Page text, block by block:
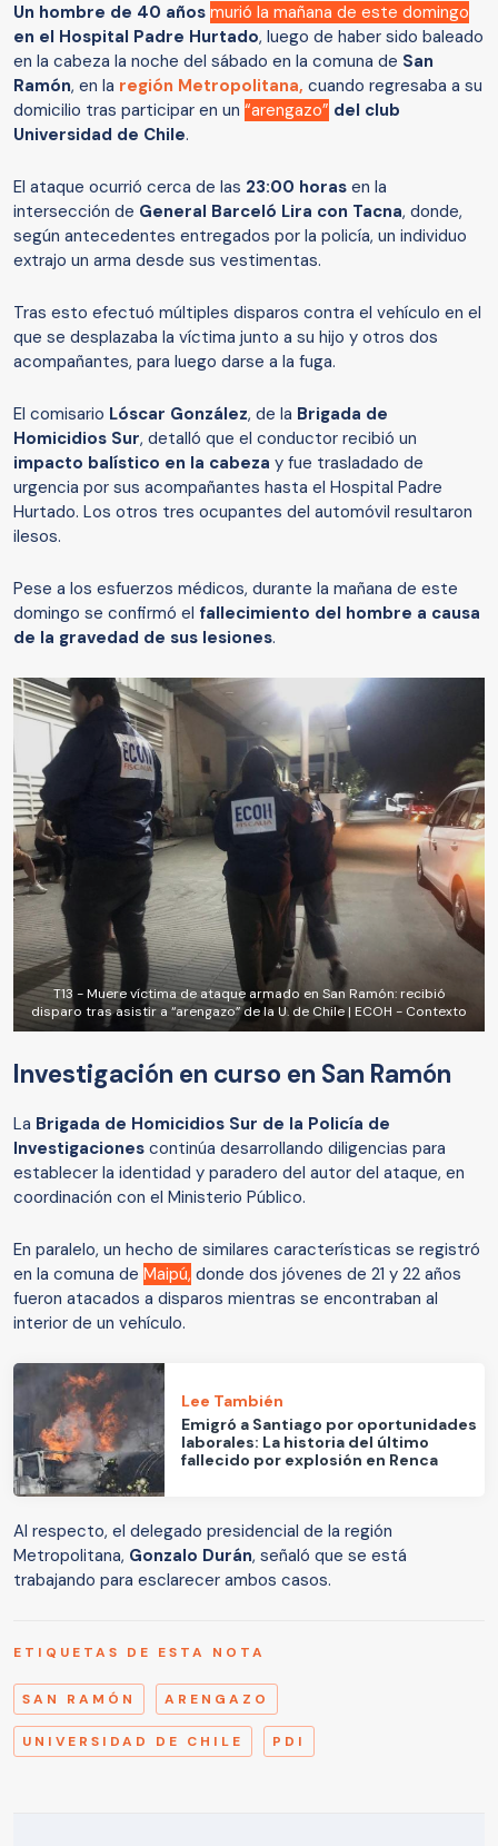
Un hombre de 40 años murió la mañana de este domingo
en el Hospital Padre Hurtado, luego de haber sido baleado
en la cabeza la noche del sábado en la comuna de San
Ramón, en la región Metropolitana, cuando regresaba a su
domicilio tras participar en un “arengazo” del club
Universidad de Chile.
El ataque ocurrió cerca de las 23:00 horas en la
intersección de General Barceló Lira con Tacna, donde,
según antecedentes entregados por la policía, un individuo
extrajo un arma desde sus vestimentas.
Tras esto efectuó múltiples disparos contra el vehículo en el
que se desplazaba la víctima junto a su hijo y otros dos
acompañantes, para luego darse a la fuga.
El comisario Lóscar González, de la Brigada de
Homicidios Sur, detalló que el conductor recibió un
impacto balístico en la cabeza y fue trasladado de
urgencia por sus acompañantes hasta el Hospital Padre
Hurtado. Los otros tres ocupantes del automóvil resultaron
ilesos.
Pese a los esfuerzos médicos, durante la mañana de este
domingo se confirmó el fallecimiento del hombre a causa
de la gravedad de sus lesiones.
T13 - Muere víctima de ataque armado en San Ramón: recibió
disparo tras asistir a “arengazo” de la U. de Chile | ECOH - Contexto
Investigación en curso en San Ramón
La Brigada de Homicidios Sur de la Policía de
Investigaciones continúa desarrollando diligencias para
establecer la identidad y paradero del autor del ataque, en
coordinación con el Ministerio Público.
En paralelo, un hecho de similares características se registró
en la comuna de Maipú, donde dos jóvenes de 21 y 22 años
fueron atacados a disparos mientras se encontraban al
interior de un vehículo.
Lee También
Emigró a Santiago por oportunidades
laborales: La historia del último
fallecido por explosión en Renca
Al respecto, el delegado presidencial de la región
Metropolitana, Gonzalo Durán, señaló que se está
trabajando para esclarecer ambos casos.
ETIQUETAS DE ESTA NOTA
SAN RAMÓN ARENGAZO
UNIVERSIDAD DE CHILE PDI